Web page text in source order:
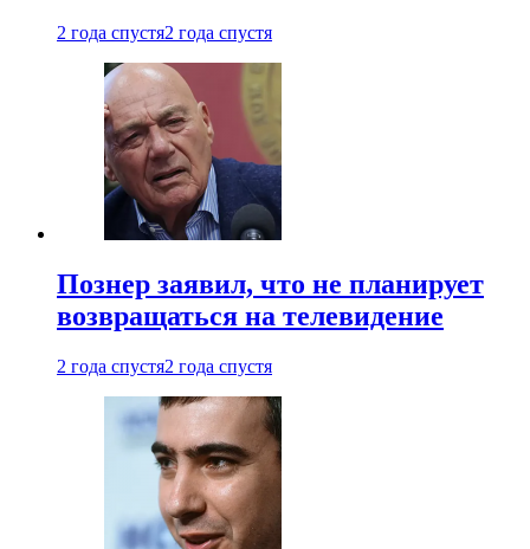
2 года спустя2 года спустя
Познер заявил, что не планирует
возвращаться на телевидение
2 года спустя2 года спустя